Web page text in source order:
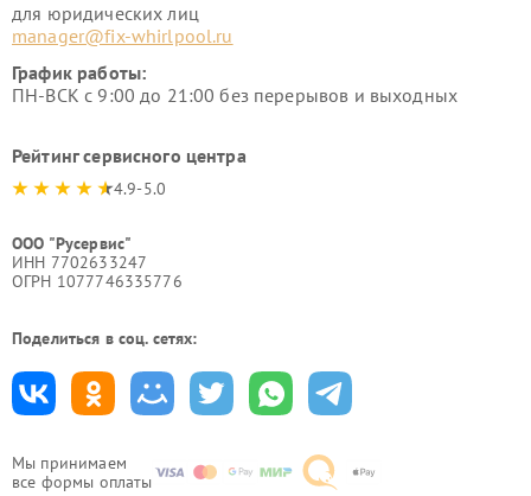
Мы принимаем
все формы оплаты
для юридических лиц
manager@fix-whirlpool.ru
График работы:
ПН-ВСК с 9:00 до 21:00 без перерывов и выходных
Рейтинг сервисного центра
4.9-5.0
ООО "Русервис"
ИНН 7702633247
ОГРН 1077746335776
Поделиться в соц. сетях: